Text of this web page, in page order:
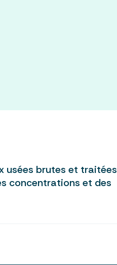
usées brutes et traitées
concentrations et des